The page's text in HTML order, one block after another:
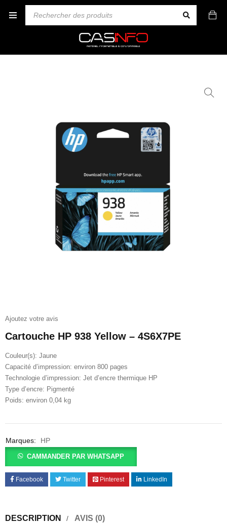
Ajoutez votre avis
Cartouche HP 938 Yellow – 4S6X7PE
Couleur(s): Jaune
Capacité d’impression: environ 800 pages
Technologie d’impression: Jet d’encre thermique HP
Type d’encre: Pigmenté
Poids: environ 0,04 kg
Marques: HP
CAMMANDER PAR WHATSAPP
Facebook Twitter Pinterest LinkedIn
DESCRIPTION AVIS (0)